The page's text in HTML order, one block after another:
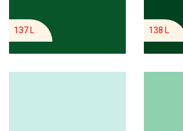
137 L 138 L